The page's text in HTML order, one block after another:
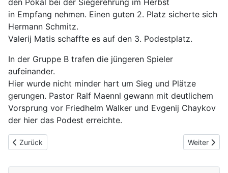
den Pokal bei der Siegerehrung im Herbst
in Empfang nehmen. Einen guten 2. Platz sicherte sich
Hermann Schmitz.
Valerij Matis schaffte es auf den 3. Podestplatz.
In der Gruppe B trafen die jüngeren Spieler
aufeinander.
Hier wurde nicht minder hart um Sieg und Plätze
gerungen. Pastor Ralf Maennl gewann mit deutlichem
Vorsprung vor Friedhelm Walker und Evgenij Chaykov
der hier das Podest erreichte.
Vorheriger Beitrag: Grillfest 2023
Zurück Nächster
Weiter